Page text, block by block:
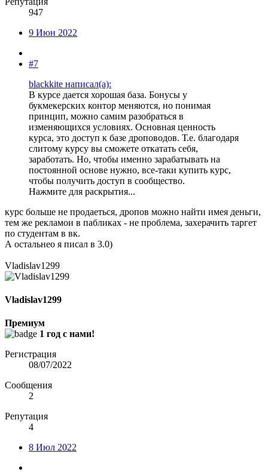
947
9 Июн 2022
#7
blackkite написал(а):
В курсе дается хорошая база. Бонусы у
букмекерских контор меняются, но понимая
принцип, можно самим разобраться в
изменяющихся условиях. Основная ценность
курса, это доступ к базе дроповодов. Т.е. благодаря
слитому курсу вы сможете откатать себя,
заработать. Но, чтобы именно зарабатывать на
постоянной основе нужно, все-таки купить курс,
чтобы получить доступ в сообщество.
Нажмите для раскрытия...
курс больше не продаеться, дропов можно найти имея деньги,
тем же рекламои в пабликах - не проблема, захерачить таргет
по студентам в вк.
А остальнео я писал в 3.0)
Vladislav1299
Vladislav1299
Премиум
1 год с нами!
Регистрация
08/07/2022
Сообщения
2
Репутация
4
8 Июл 2022